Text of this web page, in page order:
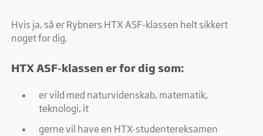
Hvis ja, så er Rybners HTX ASF-klassen helt sikkert
noget for dig.
HTX ASF-klassen er for dig som:
er vild med naturvidenskab, matematik,
teknologi, it
gerne vil have en HTX-studentereksamen